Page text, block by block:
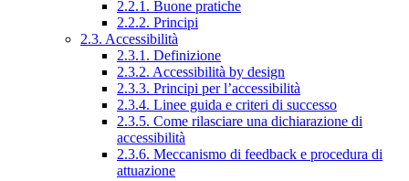
2.2.1. Buone pratiche
2.2.2. Principi
2.3. Accessibilità
2.3.1. Definizione
2.3.2. Accessibilità by design
2.3.3. Principi per l’accessibilità
2.3.4. Linee guida e criteri di successo
2.3.5. Come rilasciare una dichiarazione di
accessibilità
2.3.6. Meccanismo di feedback e procedura di
attuazione